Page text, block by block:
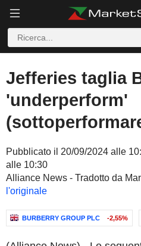
Jefferies taglia
'underperform'
Pubblicato il 20/09/2024 alle
alle 10:30
Alliance News - Tradotto da
l'originale
BURBERRY GROUP PLC -2,55%